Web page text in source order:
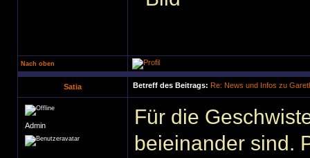
Nach oben
Satia Betreff des Beitrags: Re: News und Infos zu
Admin
Für die
beieinander sind.